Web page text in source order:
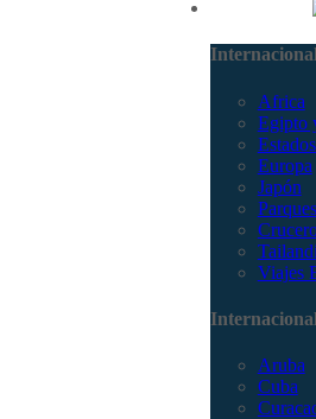
Africa
Egipto
Europa
Japón
Viajes
Aruba
Cuba